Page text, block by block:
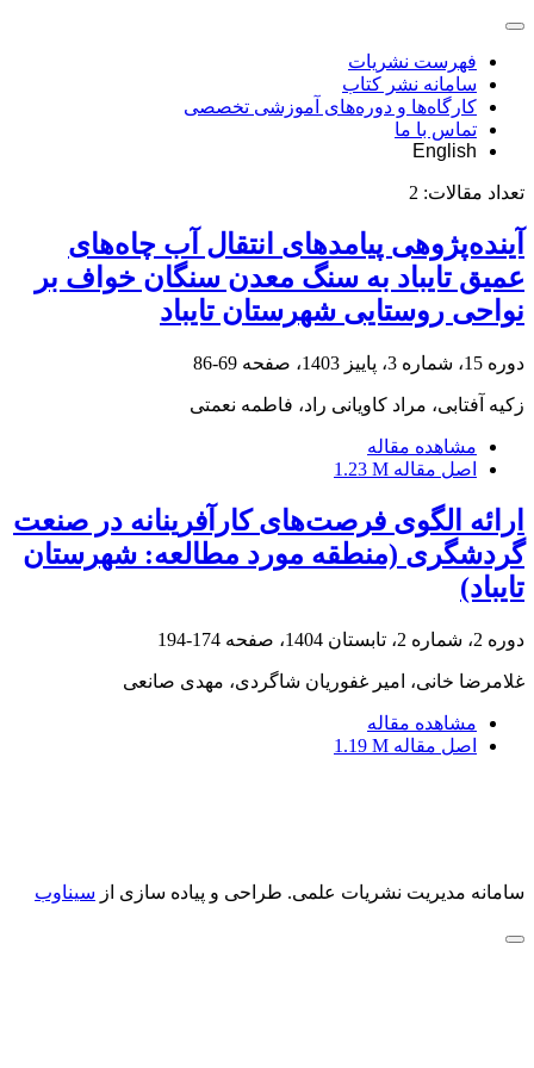
فهرست نشریات
سامانه نشر کتاب
کارگاه‌ها و دوره‌های آموزشی تخصصی
تماس با ما
English
تعداد مقالات: 2
آینده‌پژوهی پیامدهای انتقال آب چاه‌های
عمیق تایباد به سنگ معدن سنگان خواف بر
نواحی روستایی شهرستان تایباد
دوره 15، شماره 3، پاییز 1403، صفحه 69-86
زکیه آفتابی، مراد کاویانی راد، فاطمه نعمتی
مشاهده مقاله
اصل مقاله 1.23 M
ارائه الگوی فرصت‌های کارآفرینانه در صنعت
گردشگری (منطقه مورد مطالعه: شهرستان
تایباد)
دوره 2، شماره 2، تابستان 1404، صفحه 174-194
غلامرضا خانی، امیر غفوریان شاگردی، مهدی صانعی
مشاهده مقاله
اصل مقاله 1.19 M
سامانه مدیریت نشریات علمی. طراحی و پیاده سازی از سیناوب